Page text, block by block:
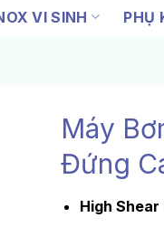
VI SINH PHỤ
Máy
Đứng
High